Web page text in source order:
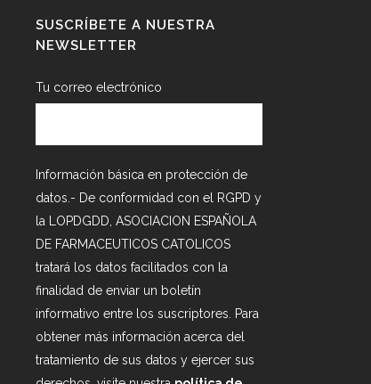
SUSCRÍBETE A NUESTRA
NEWSLETTER
Tu correo electrónico
Información básica en protección de
datos.- De conformidad con el RGPD y
la LOPDGDD, ASOCIACION ESPAÑOLA
DE FARMACEUTICOS CATOLICOS
tratará los datos facilitados con la
finalidad de enviar un boletín
informativo entre los suscriptores. Para
obtener más información acerca del
tratamiento de sus datos y ejercer sus